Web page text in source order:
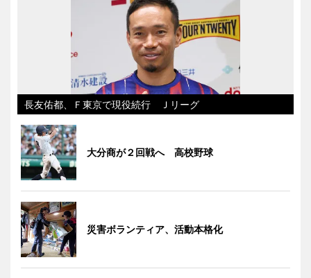
長友佑都、Ｆ東京で現役続行 Ｊリーグ
大分商が２回戦へ 高校野球
災害ボランティア、活動本格化